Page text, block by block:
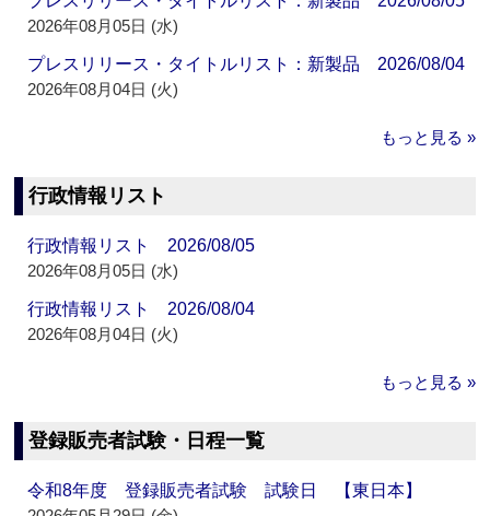
2026年08月05日 (水)
プレスリリース・タイトルリスト：新製品 2026/08/04
2026年08月04日 (火)
もっと見る »
行政情報リスト
行政情報リスト 2026/08/05
2026年08月05日 (水)
行政情報リスト 2026/08/04
2026年08月04日 (火)
もっと見る »
登録販売者試験・日程一覧
令和8年度 登録販売者試験 試験日 【東日本】